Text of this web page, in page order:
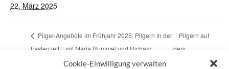
Cookie-Einwilligung verwalten
22. März 2025
Pilger-Angebote im Frühjahr 2025: Pilgern in der
Fastenzeit :: mit Maria Rummel und Richard
Pilgern auf
dem
Bethangweg